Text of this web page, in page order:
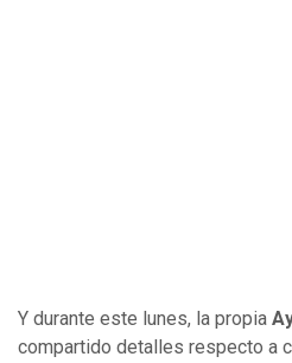
Y durante este lunes, la propia
compartido detalles respecto a